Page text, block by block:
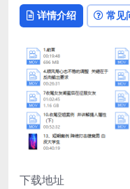
详情介绍 常见
下载地址